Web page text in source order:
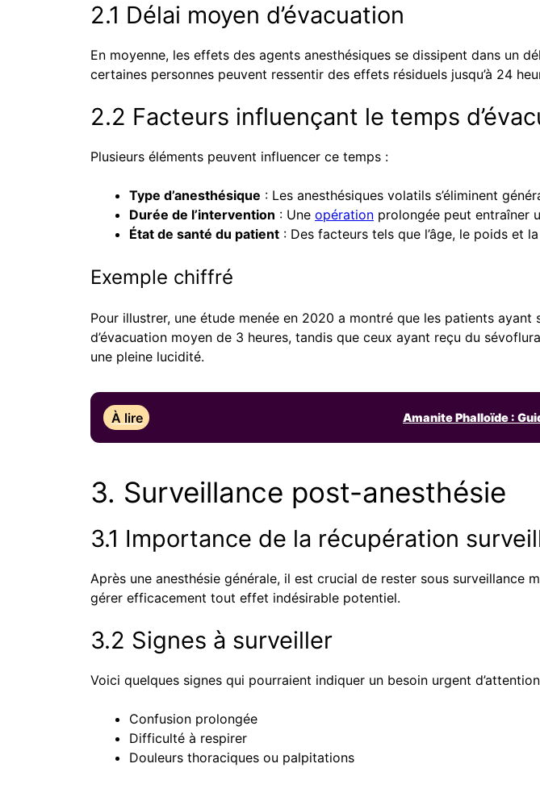
2.1 Délai moyen d’évacuation
En moyenne, les effets des agents anesthésiques se dissipent dans un
certaines personnes peuvent ressentir des effets résiduels jusqu’à 24
2.2 Facteurs influençant le temps
Plusieurs éléments peuvent influencer ce temps :
Type d’anesthésique : Les anesthésiques volatils s’éliminent
Durée de l’intervention : Une opération prolongée peut entraîner
État de santé du patient : Des facteurs tels que l’âge, le poids et
Exemple chiffré
Pour illustrer, une étude menée en 2020 a montré que les patients
d’évacuation moyen de 3 heures, tandis que ceux ayant reçu du
une pleine lucidité.
À lire Amanite Phalloïde :
3. Surveillance post-anesthésie
3.1 Importance de la récupération
Après une anesthésie générale, il est crucial de rester sous surveillance
gérer efficacement tout effet indésirable potentiel.
3.2 Signes à surveiller
Voici quelques signes qui pourraient indiquer un besoin urgent
Confusion prolongée
Difficulté à respirer
Douleurs thoraciques ou palpitations